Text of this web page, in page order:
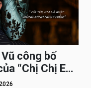
Vũ công bố
“Chị Chị Em